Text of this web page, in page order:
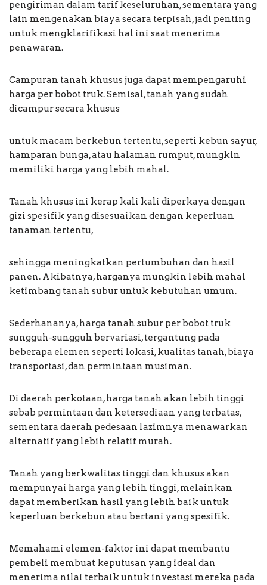
pengiriman dalam tarif keseluruhan, sementara yang
lain mengenakan biaya secara terpisah, jadi penting
untuk mengklarifikasi hal ini saat menerima
penawaran.
Campuran tanah khusus juga dapat mempengaruhi
harga per bobot truk. Semisal, tanah yang sudah
dicampur secara khusus
untuk macam berkebun tertentu, seperti kebun sayur,
hamparan bunga, atau halaman rumput, mungkin
memiliki harga yang lebih mahal.
Tanah khusus ini kerap kali kali diperkaya dengan
gizi spesifik yang disesuaikan dengan keperluan
tanaman tertentu,
sehingga meningkatkan pertumbuhan dan hasil
panen. Akibatnya, harganya mungkin lebih mahal
ketimbang tanah subur untuk kebutuhan umum.
Sederhananya, harga tanah subur per bobot truk
sungguh-sungguh bervariasi, tergantung pada
beberapa elemen seperti lokasi, kualitas tanah, biaya
transportasi, dan permintaan musiman.
Di daerah perkotaan, harga tanah akan lebih tinggi
sebab permintaan dan ketersediaan yang terbatas,
sementara daerah pedesaan lazimnya menawarkan
alternatif yang lebih relatif murah.
Tanah yang berkwalitas tinggi dan khusus akan
mempunyai harga yang lebih tinggi, melainkan
dapat memberikan hasil yang lebih baik untuk
keperluan berkebun atau bertani yang spesifik.
Memahami elemen-faktor ini dapat membantu
pembeli membuat keputusan yang ideal dan
menerima nilai terbaik untuk investasi mereka pada